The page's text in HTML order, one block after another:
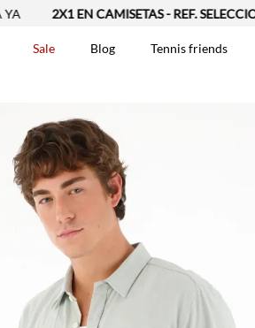
2X1 EN CAMISETAS - REF.
Sale Blog Tennis friends